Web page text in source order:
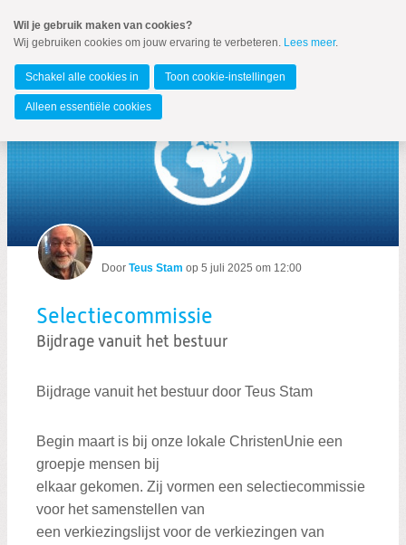
naar
Spring
de
inhoud
Spring
naar
Alblasserdam
MENU
Zoeken:
Zoeken
Door Teus Stam op 5 juli 2025 om 12:00
Selectiecommissie
Bijdrage vanuit het bestuur
Bijdrage vanuit het bestuur door Teus Stam
Begin maart is bij onze lokale ChristenUnie een
groepje mensen bij
elkaar gekomen. Zij vormen een selectiecommissie
voor het samenstellen van
een verkiezingslijst voor de verkiezingen van
Wil je gebruik maken van cookies?
Wij gebruiken cookies om jouw ervaring te verbeteren. Lees meer.
Schakel alle cookies in Toon cookie-instellingen
Alleen essentiële cookies